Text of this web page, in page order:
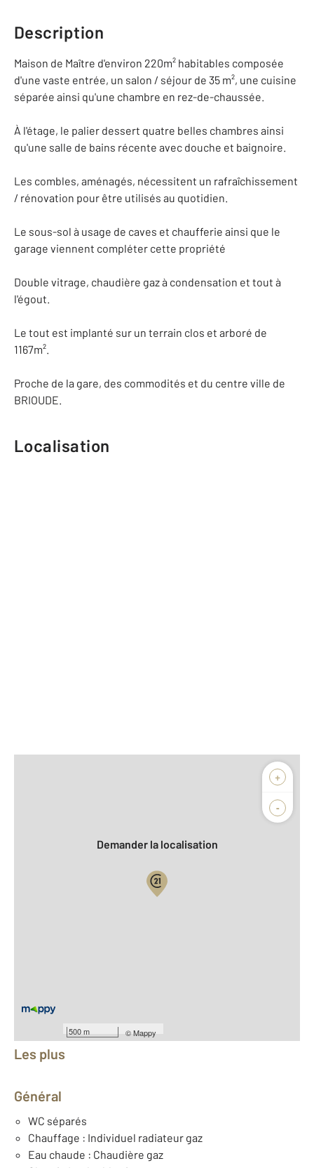
Description
Maison de Maître d'environ 220m² habitables composée
d'une vaste entrée, un salon / séjour de 35 m², une cuisine
séparée ainsi qu'une chambre en rez-de-chaussée.
À l'étage, le palier dessert quatre belles chambres ainsi
qu'une salle de bains récente avec douche et baignoire.
Les combles, aménagés, nécessitent un rafraîchissement
/ rénovation pour être utilisés au quotidien.
Le sous-sol à usage de caves et chaufferie ainsi que le
garage viennent compléter cette propriété
Double vitrage, chaudière gaz à condensation et tout à
l'égout.
Le tout est implanté sur un terrain clos et arboré de
1167m².
Proche de la gare, des commodités et du centre ville de
BRIOUDE.
Localisation
+
-
500 m ©Mappy
Biens vendus
Demander la localisation
Équipements
Les plus
Général
WC séparés
Chauffage : Individuel radiateur gaz
Eau chaude : Chaudière gaz